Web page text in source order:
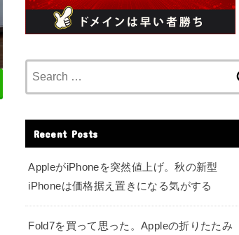
Recent Posts
AppleがiPhoneを突然値上げ。秋の新型
iPhoneは価格据え置きになる気がする
Fold7を買って思った。Appleの折りたたみ